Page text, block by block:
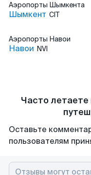
Аэропорты Шымкента
Шымкент CIT
Аэропорты Навои
Навои NVI
Часто летаете
Оставьте
пользователям